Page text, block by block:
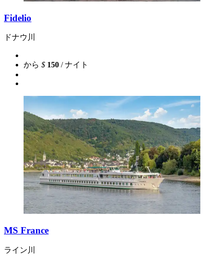
Fidelio
ドナウ川
から $ 150 / ナイト
MS France
ライン川